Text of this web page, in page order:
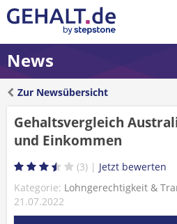
News
Zur Newsübersicht
Gehaltsvergleich
und Einkommen
3
Kategorie: Lohngerechtigkeit &
21.07.2022